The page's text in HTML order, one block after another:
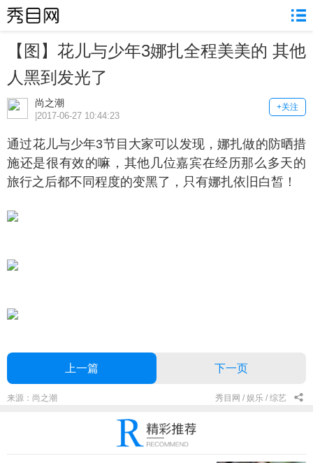
【图】花儿与少年3娜扎全程美美的 其他
人黑到发光了
尚之潮 +关注
|2017-06-27 10:44:23
花儿与少年3节目大家可以发现，娜扎做的防晒措
施还是很有效的嘛，其他几位嘉宾在经历那么多天的
旅行之后都不同程度的变黑了，只有娜扎依旧白皙！
上一篇 下一页
来源：尚之潮 秀目网 / 娱乐 / 综艺